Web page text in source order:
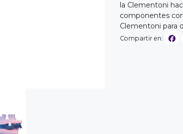
la Clementoni
componentes
Clementoni para
Compartir en: